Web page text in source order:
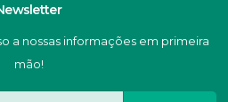
a nossas informações em primeira
mão!